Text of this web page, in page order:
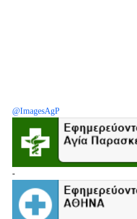
@ImagesAgP
-